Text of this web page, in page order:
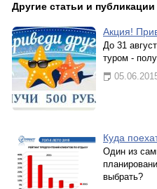
Другие статьи и
Акция!
До 31
туром -
Куда
Один из
выбрать?